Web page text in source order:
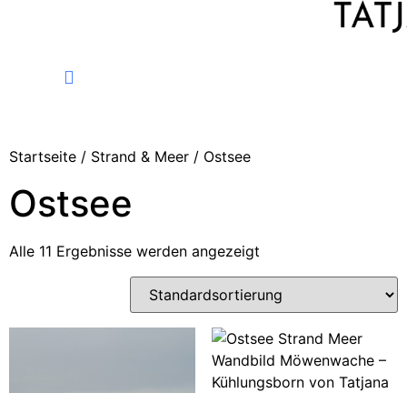
Startseite / Strand & Meer / Ostsee
Ostsee
Alle 11 Ergebnisse werden angezeigt